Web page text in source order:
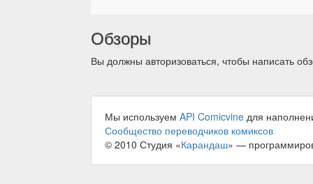
Обзоры
Вы должны авторизоваться, чтобы написать
Мы используем API Comicvine для
Сообщество переводчиков комиксов
© 2010 Студия «Карандаш» —